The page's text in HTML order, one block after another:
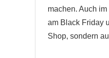
machen. Auch im
am Black Friday
Shop, sondern